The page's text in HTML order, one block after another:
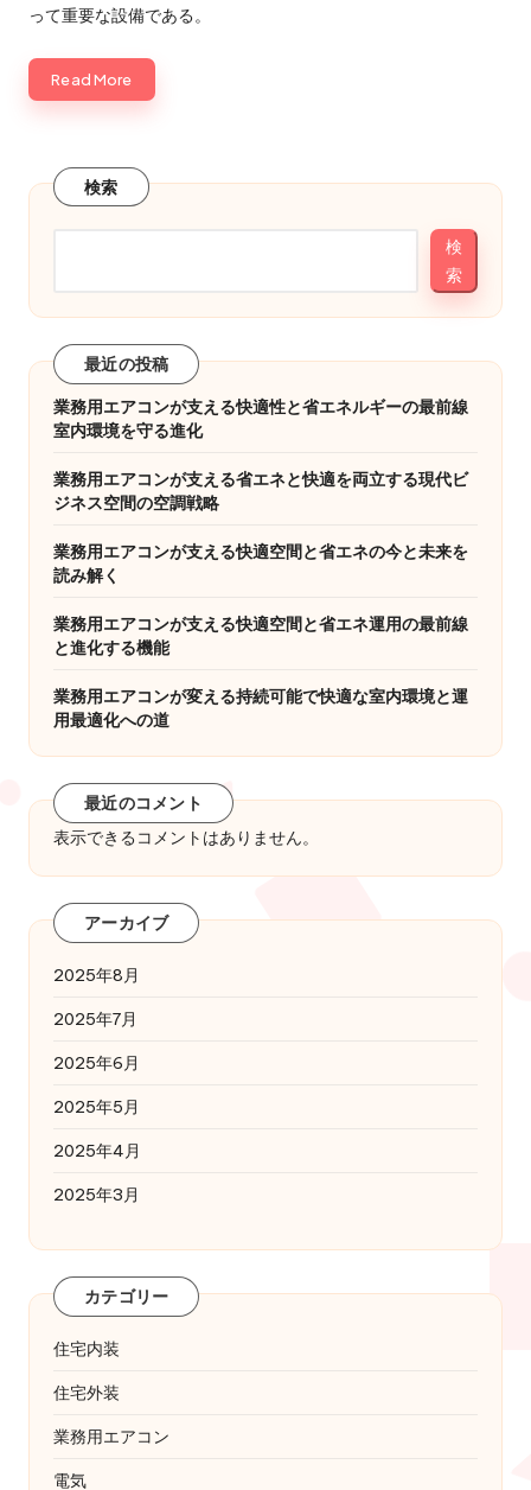
って重要な設備である。
Read More
検索
検
索
最近の投稿
業務用エアコンが支える快適性と省エネルギーの最前線
室内環境を守る進化
業務用エアコンが支える省エネと快適を両立する現代ビ
ジネス空間の空調戦略
業務用エアコンが支える快適空間と省エネの今と未来を
読み解く
業務用エアコンが支える快適空間と省エネ運用の最前線
と進化する機能
業務用エアコンが変える持続可能で快適な室内環境と運
用最適化への道
最近のコメント
表示できるコメントはありません。
アーカイブ
2025年8月
2025年7月
2025年6月
2025年5月
2025年4月
2025年3月
カテゴリー
住宅内装
住宅外装
業務用エアコン
電気